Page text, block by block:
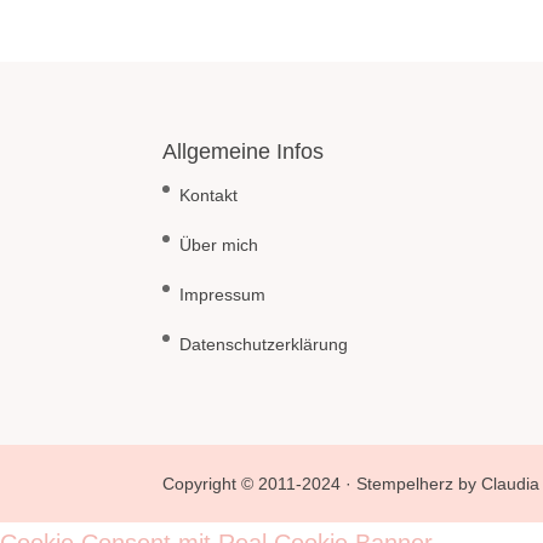
Allgemeine Infos
Kontakt
Über mich
Impressum
Datenschutzerklärung
Copyright © 2011-2024 · Stempelherz by